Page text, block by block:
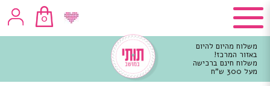
0
משלוח מהיום להיום
באזור המרכז!
משלוח חינם ברכישה
מעל 300 ש"ח